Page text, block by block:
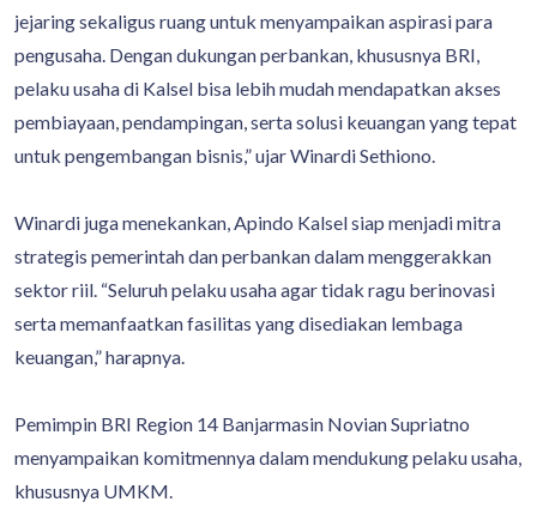
jejaring sekaligus ruang untuk menyampaikan aspirasi para
pengusaha. Dengan dukungan perbankan, khususnya BRI,
pelaku usaha di Kalsel bisa lebih mudah mendapatkan akses
pembiayaan, pendampingan, serta solusi keuangan yang tepat
untuk pengembangan bisnis,” ujar Winardi Sethiono.
Winardi juga menekankan, Apindo Kalsel siap menjadi mitra
strategis pemerintah dan perbankan dalam menggerakkan
sektor riil. “Seluruh pelaku usaha agar tidak ragu berinovasi
serta memanfaatkan fasilitas yang disediakan lembaga
keuangan,” harapnya.
Pemimpin BRI Region 14 Banjarmasin Novian Supriatno
menyampaikan komitmennya dalam mendukung pelaku usaha,
khususnya UMKM.